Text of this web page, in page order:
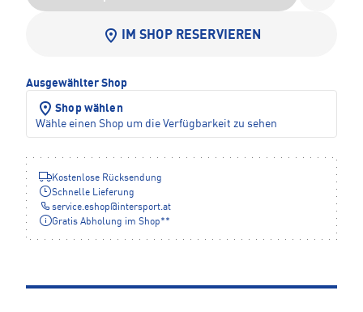
IM SHOP RESERVIEREN
Ausgewählter Shop
Shop wählen
Wähle einen Shop um die Verfügbarkeit zu sehen
Kostenlose Rücksendung
Schnelle Lieferung
service.eshop@intersport.at
Gratis Abholung im Shop**